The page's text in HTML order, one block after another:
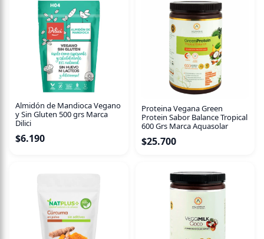
momento del día gracias a sus excelentes propiedades
energizantes y antioxidantes. Desde el primer sorbo te
sentirás cargad@ de energía gracias al efecto refrescante
de nuestras latas de té.¡No te quedes sin nuestras latas de
Té Negro Buen Camino Drinks y obtén el mejor sabor del
té negro en cada sorbo!
Almidón de Mandioca Vegano
y Sin Gluten 500 grs Marca
Dilici
$6.190
Proteina Vegana Green
Protein Sabor Balance Tropical
600 Grs Marca Aquasolar
$25.700